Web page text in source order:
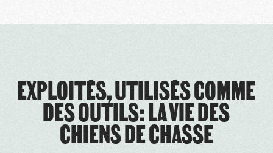
EXPLOITÉS, UTILISÉS COMME
DES OUTILS: LA VIE DES
CHIENS DE CHASSE